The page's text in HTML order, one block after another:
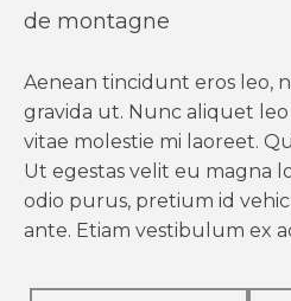
de montagne
Aenean tincidunt eros leo,
gravida ut. Nunc aliquet
vitae molestie mi laoreet.
Ut egestas velit eu magna
odio purus, pretium id
ante. Etiam vestibulum ex